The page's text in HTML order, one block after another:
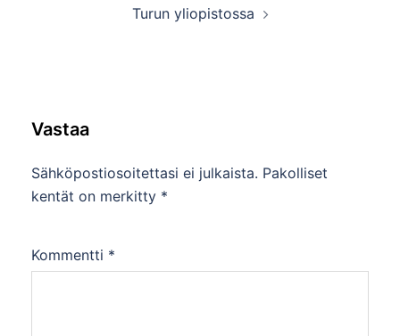
Turun yliopistossa
Vastaa
Sähköpostiosoitettasi ei julkaista. Pakolliset
kentät on merkitty *
Kommentti *